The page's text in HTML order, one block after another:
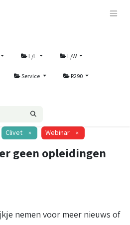
L/L L/W
Service R290
Clivet × Webinar ×
geen opleidingen
nemen voor meer nieuws of